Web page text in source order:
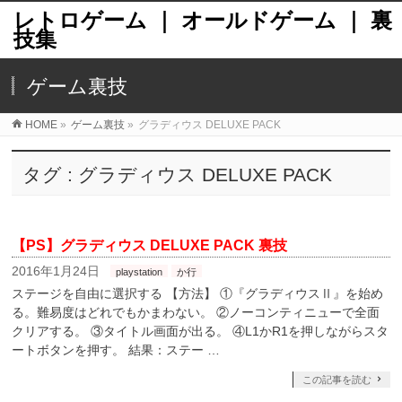
レトロゲーム ｜ オールドゲーム ｜ 裏
技集
ゲーム裏技
HOME » ゲーム裏技 » グラディウス DELUXE PACK
タグ : グラディウス DELUXE PACK
【PS】グラディウス DELUXE PACK 裏技
2016年1月24日 playstation か行
ステージを自由に選択する 【方法】 ①『グラディウスⅡ』を始め
る。難易度はどれでもかまわない。 ②ノーコンティニューで全面
クリアする。 ③タイトル画面が出る。 ④L1かR1を押しながらスタ
ートボタンを押す。 結果：ステー …
この記事を読む